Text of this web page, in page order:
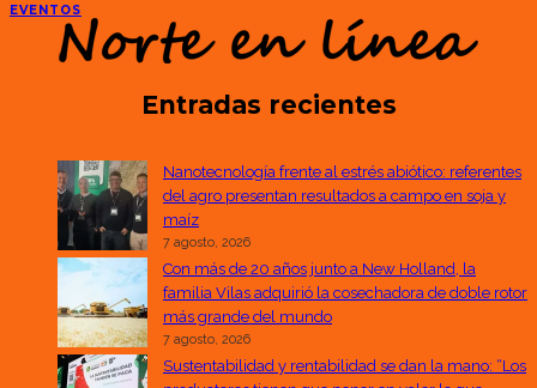
EVENTOS
Entradas recientes
Nanotecnología frente al estrés abiótico: referentes
del agro presentan resultados a campo en soja y
maíz
7 agosto, 2026
Con más de 20 años junto a New Holland, la
familia Vilas adquirió la cosechadora de doble rotor
más grande del mundo
7 agosto, 2026
Sustentabilidad y rentabilidad se dan la mano: “Los